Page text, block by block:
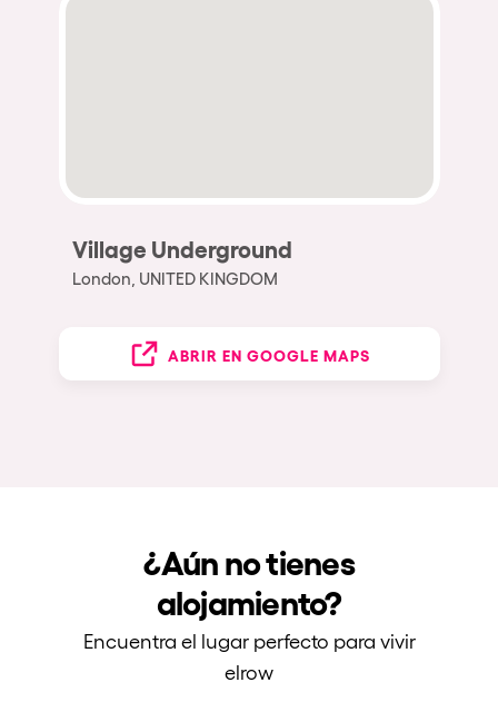
Village Underground
London, UNITED KINGDOM
ABRIR EN GOOGLE MAPS
¿Aún no tienes
alojamiento?
Encuentra el lugar perfecto para vivir
elrow